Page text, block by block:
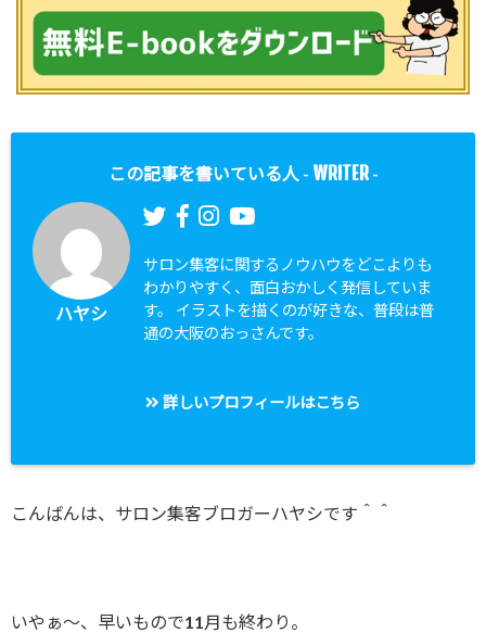
この記事を書いている人 - WRITER-
ハヤシ
サロン集客に関するノウハウをどこよりも
わかりやすく、面白おかしく発信していま
す。 イラストを描くのが好きな、普段は普
通の大阪のおっさんです。
詳しいプロフィールはこちら
こんばんは、サロン集客ブロガーハヤシです＾＾
いやぁ～、早いもので11月も終わり。